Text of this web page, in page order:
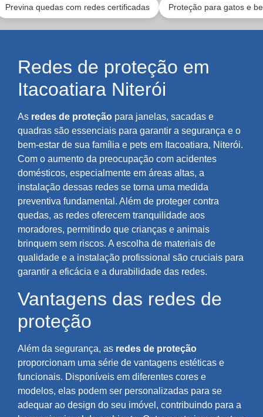
quedas com redes certificadas Proteção para gatos e bebês
Redes de proteção em
Itacoatiara Niterói
As redes de proteção para janelas, sacadas e
quadras são essenciais para garantir a segurança e o
bem-estar de sua família e pets em Itacoatiara, Niterói.
Com o aumento da preocupação com acidentes
domésticos, especialmente em áreas altas, a
instalação dessas redes se torna uma medida
preventiva fundamental. Além de proteger contra
quedas, as redes oferecem tranquilidade aos
moradores, permitindo que crianças e animais
brinquem sem riscos. A escolha de materiais de
qualidade e a instalação profissional são cruciais para
garantir a eficácia e a durabilidade das redes.
Vantagens das redes de
proteção
Além da segurança, as redes de proteção
proporcionam uma série de vantagens estéticas e
funcionais. Disponíveis em diferentes cores e
modelos, elas podem ser personalizadas para se
adequar ao design do seu imóvel, contribuindo para a